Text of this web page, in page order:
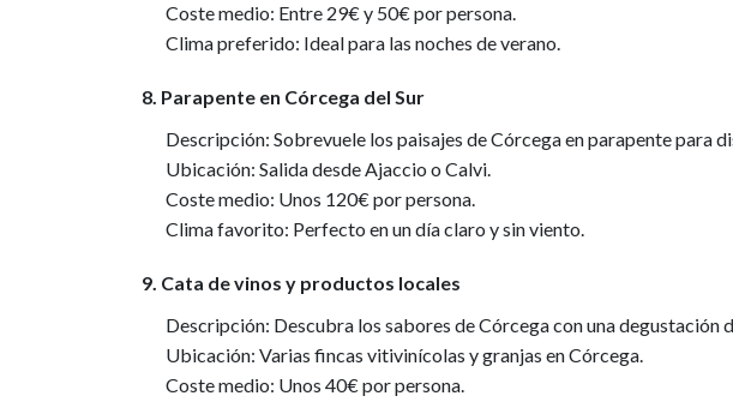
Coste medio: Entre 29€ y 50€ por persona.
Clima preferido: Ideal para las noches de verano.
8. Parapente en Córcega del Sur
Descripción: Sobrevuele los paisajes de Córcega en parapente para
Ubicación: Salida desde Ajaccio o Calvi.
Coste medio: Unos 120€ por persona.
Clima favorito: Perfecto en un día claro y sin viento.
9. Cata de vinos y productos locales
Descripción: Descubra los sabores de Córcega con una
Ubicación: Varias fincas vitivinícolas y granjas en Córcega.
Coste medio: Unos 40€ por persona.